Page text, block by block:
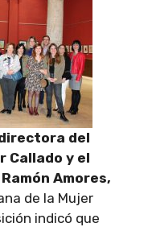
del
Callado y el
Amores,
de la Mujer
indicó que